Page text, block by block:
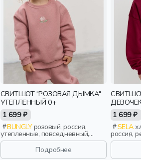
СВИТШОТ "РОЗОВАЯ ДЫМКА"
УТЕПЛЕННЫЙ 0+
1 699 ₽
BUNGLYрозовый, россия,
утепленные, повседневный,
малыши, дети
Подробнее
1 699 ₽
SELAхлопок, футер, трикотаж,
россия,
вырез,